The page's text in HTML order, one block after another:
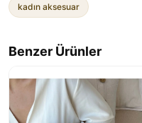
kadın aksesuar
Benzer Ürünler